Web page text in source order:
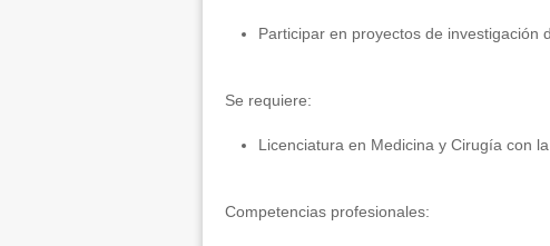
Participar en proyectos de investigación
Se requiere:
Licenciatura en Medicina y Cirugía con
Competencias profesionales: